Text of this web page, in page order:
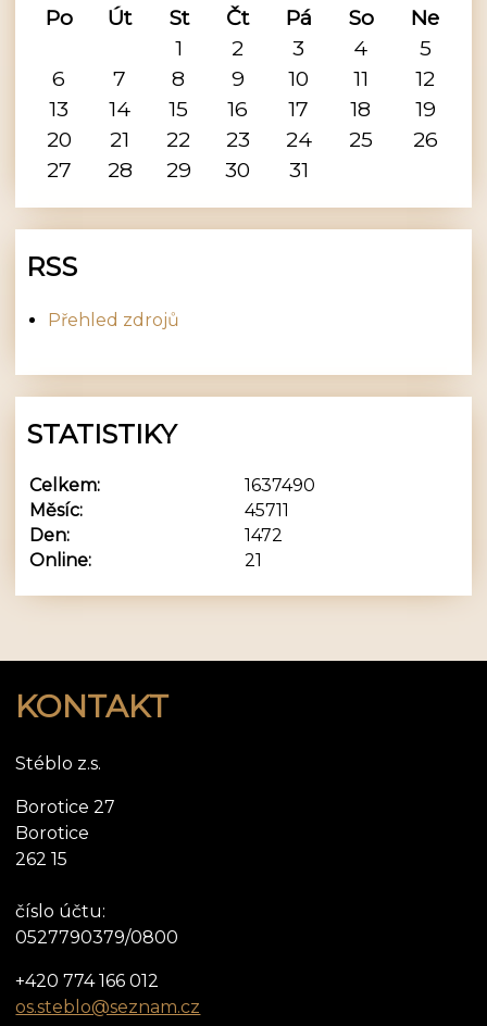
Po
Út St Čt Pá So
Ne
1
2 3 4
5
6
7 8 9 10 11
12
13
14 15 16 17 18
19
20
21 22 23 24 25
26
27
28 29 30 31
RSS
Přehled zdrojů
STATISTIKY
Online: 21
Celkem:
1637490
Měsíc:
45711
Den:
1472
KONTAKT
Stéblo z.s.
Borotice 27
Borotice
262 15
číslo účtu:
0527790379/0800
+420 774 166 012
os.steblo@seznam.cz